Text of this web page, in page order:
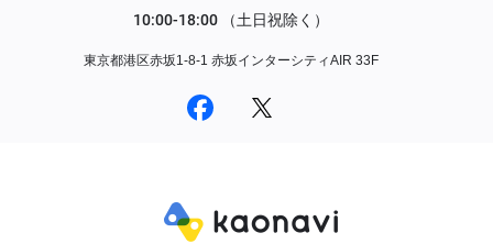
東京都港区赤坂1-8-1 赤坂インターシティAIR 33F